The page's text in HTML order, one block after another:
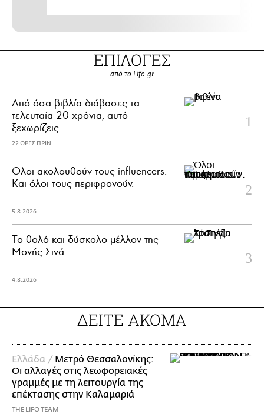
ΕΠΙΛΟΓΕΣ
από το Lifo.gr
Από όσα βιβλία διάβασες τα
τελευταία 20 χρόνια, αυτό
ξεχωρίζεις
22 ΩΡΕΣ ΠΡΙΝ
Όλοι ακολουθούν τους influencers.
Και όλοι τους περιφρονούν.
5.8.2026
Το θολό και δύσκολο μέλλον της
Μονής Σινά
4.8.2026
ΔΕΙΤΕ ΑΚΟΜΑ
Ελλάδα / Μετρό Θεσσαλονίκης:
Οι αλλαγές στις λεωφορειακές
γραμμές με τη λειτουργία της
επέκτασης στην Καλαμαριά
THE LIFO TEAM